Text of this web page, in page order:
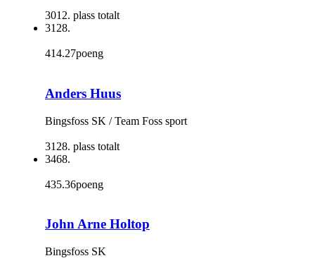
3012. plass totalt
3128.
414.27poeng
Anders Huus
Bingsfoss SK / Team Foss sport
3128. plass totalt
3468.
435.36poeng
John Arne Holtop
Bingsfoss SK